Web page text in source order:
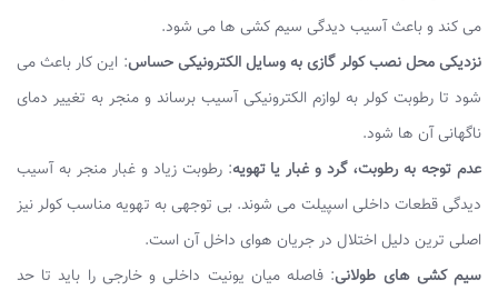
می کند و باعث آسیب دیدگی سیم کشی ها می شود.
نزدیکی محل نصب کولر گازی به وسایل الکترونیکی حساس: این کار باعث می
شود تا رطوبت کولر به لوازم الکترونیکی آسیب برساند و منجر به تغییر دمای
ناگهانی آن ها شود.
عدم توجه به رطوبت، گرد و غبار یا تهویه: رطوبت زیاد و غبار منجر به آسیب
دیدگی قطعات داخلی اسپیلت می شوند. بی توجهی به تهویه مناسب کولر نیز
اصلی ترین دلیل اختلال در جریان هوای داخل آن است.
سیم کشی های طولانی: فاصله میان یونیت داخلی و خارجی را باید تا حد